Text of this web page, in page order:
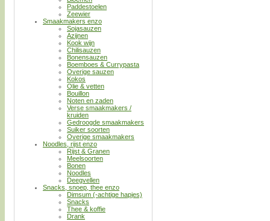
Paddestoelen
Zeewier
Smaakmakers enzo
Sojasauzen
Azijnen
Kook wijn
Chilisauzen
Bonensauzen
Boemboes & Currypasta
Overige sauzen
Kokos
Olie & vetten
Bouillon
Noten en zaden
Verse smaakmakers /
kruiden
Gedroogde smaakmakers
Suiker soorten
Overige smaakmakers
Noodles, rijst enzo
Rijst & Granen
Meelsoorten
Bonen
Noodles
Deegvellen
Snacks, snoep, thee enzo
Dimsum (-achtige hapjes)
Snacks
Thee & koffie
Drank